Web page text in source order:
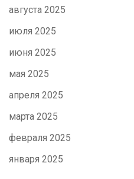
августа 2025
июля 2025
июня 2025
мая 2025
апреля 2025
марта 2025
февраля 2025
января 2025